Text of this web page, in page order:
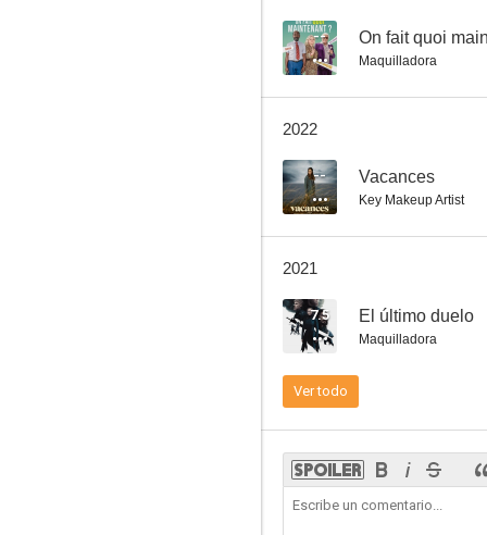
-- On fait quoi
Maquilladora
2022
-- Vacances
Key Makeup Artist
2021
7.5 El último duelo
Maquilladora
Ver todo